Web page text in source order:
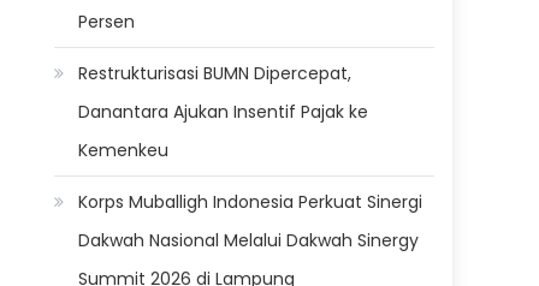
Persen
Restrukturisasi BUMN Dipercepat,
Danantara Ajukan Insentif Pajak ke
Kemenkeu
Korps Muballigh Indonesia Perkuat Sinergi
Dakwah Nasional Melalui Dakwah Sinergy
Summit 2026 di Lampung